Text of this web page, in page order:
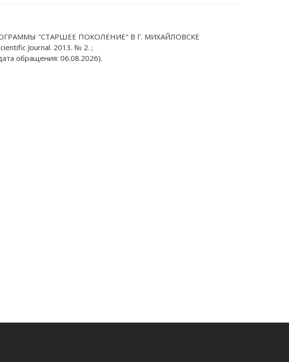
"СТАРШЕЕ ПОКОЛЕНИЕ" В Г. МИХАЙЛОВСКЕ
Journal. 2013. № 2. ;
обращения: 06.08.2026).